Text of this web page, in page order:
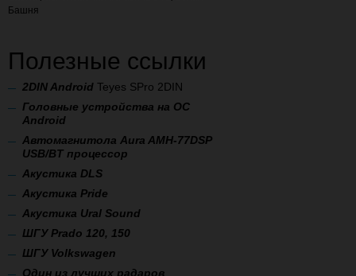
Башня
Полезные ссылки
2DIN Android Teyes SPro 2DIN
Головные устройства на ОС
Android
Автомагнитола Aura AMH-77DSP
USB/BT процессор
Акустика DLS
Акустика Pride
Акустика Ural Sound
ШГУ Prado 120, 150
ШГУ Volkswagen
Один из лучших радаров